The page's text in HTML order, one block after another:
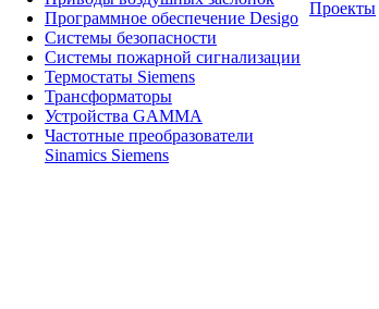
Программное обеспечение Desigo
Системы безопасности
Системы пожарной сигнализации
Термостаты Siemens
Трансформаторы
Устройства GAMMA
Частотные преобразователи
Sinamics Siemens
Проекты